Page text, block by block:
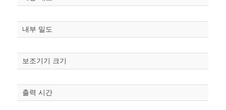
원하는 치수 입력 후 “스케일
내부 밀도
보조기기 크기
출력 시간